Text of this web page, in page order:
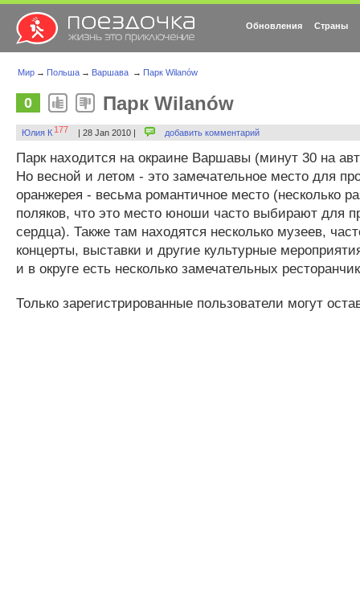
Обновления Страны
Мир → Польша → Варшава → Парк Wilanów
0 Парк Wilanów
Юлия К 177 | 28 Jan 2010 | добавить комментарий
Парк находится на окраине Варшавы (минут 30 на
Но весной и летом - это замечательное место для
оранжерея - весьма романтичное место (несколько
поляков, что это место юноши часто выбирают для
сердца). Также там находятся несколько музеев,
концерты, выставки и другие культурные
и в округе есть несколько замечательных
Только зарегистрированные пользователи могут